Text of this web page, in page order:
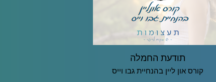
תודעת החמלה
קורס און ליין בהנחיית גבו וייס